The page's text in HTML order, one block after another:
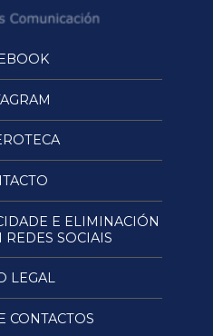
E ELIMINACIÓN
REDES SOCIAIS
LEGAL
CONTACTOS